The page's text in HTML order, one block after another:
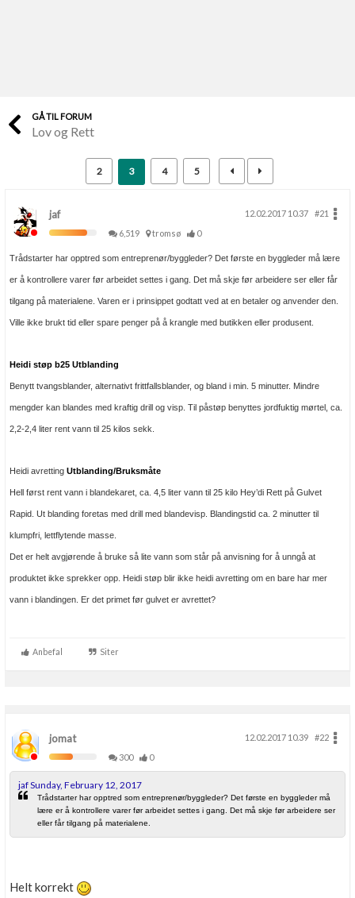
Finn håndverkere
Skaff dokumentasjon som mangler
Kundeservice
Kom i gang med Boligmappa
Se din bolig? Klikk her
Boligmappa+
Få mer ut av Boligmappa
GÅ TIL FORUM
Lov og Rett
2 3 4 5
jaf 12.02.2017 10.37
#21
6,519
tromsø 0
Trådstarter har opptred som entreprenør/byggleder? Det første en byggleder må lære
er å kontrollere varer før arbeidet settes i gang. Det må skje før arbeidere ser eller får
tilgang på materialene. Varen er i prinsippet godtatt ved at en betaler og anvender den.
Ville ikke brukt tid eller spare penger på å krangle med butikken eller produsent.
Heidi støp b25 Utblanding
Benytt tvangsblander, alternativt frittfallsblander, og bland i min. 5 minutter. Mindre
mengder kan blandes med kraftig drill og visp. Til påstøp benyttes jordfuktig mørtel, ca.
2,2-2,4 liter rent vann til 25 kilos sekk.
Heidi avretting Utblanding/Bruksmåte
Hell først rent vann i blandekaret, ca. 4,5 liter vann til 25 kilo Hey’di Rett på Gulvet
Rapid. Ut blanding foretas med drill med blandevisp. Blandingstid ca. 2 minutter til
klumpfri, lettflytende masse.
Det er helt avgjørende å bruke så lite vann som står på anvisning for å unngå at
produktet ikke sprekker opp. Heidi støp blir ikke heidi avretting om en bare har mer
vann i blandingen. Er det primet før gulvet er avrettet?
Anbefal Siter
jomat 12.02.2017 10.39
#22
300
0
jaf Sunday, February 12, 2017
Trådstarter har opptred som entreprenør/byggleder? Det første en byggleder må
lære er å kontrollere varer før arbeidet settes i gang. Det må skje før arbeidere ser
eller får tilgang på materialene.
Helt korrekt